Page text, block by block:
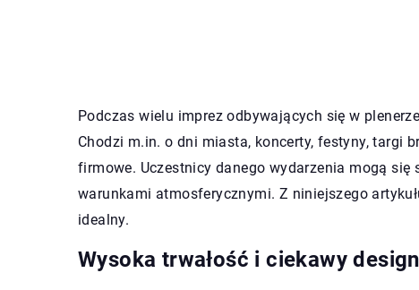
Podczas wielu imprez odbywających się w
Chodzi m.in. o dni miasta, koncerty, festyny, targi
firmowe. Uczestnicy danego wydarzenia mogą
warunkami atmosferycznymi. Z niniejszego
idealny.
Wysoka trwałość i ciekawy